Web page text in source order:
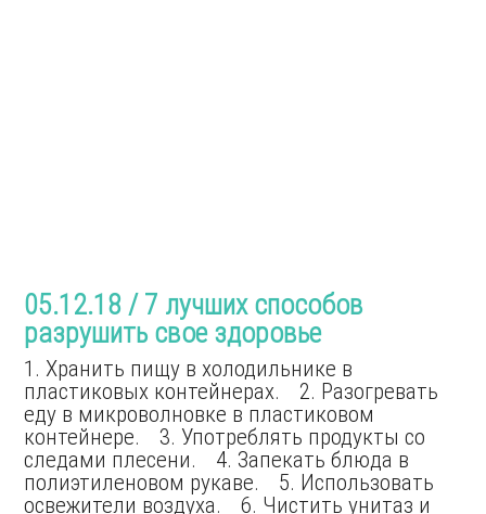
05.12.18 / 7 лучших способов
разрушить свое здоровье
1. Хранить пищу в холодильнике в
пластиковых контейнерах. 2. Разогревать
еду в микроволновке в пластиковом
контейнере. 3. Употреблять продукты со
следами плесени. 4. Запекать блюда в
полиэтиленовом рукаве. 5. Использовать
освежители воздуха. 6. Чистить унитаз и